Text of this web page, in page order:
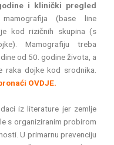
i klinički pregled
(base line
kod rizičnih skupina (s
Mamografiju treba
od 50. godine života, a
raka dojke kod srodnika.
OVDJE.
iz literature jer zemlje
s organiziranim probirom
U primarnu prevenciju